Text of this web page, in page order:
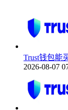
Trust钱包能
2026-08-07